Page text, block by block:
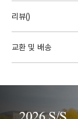
리뷰()
교환 및 배송